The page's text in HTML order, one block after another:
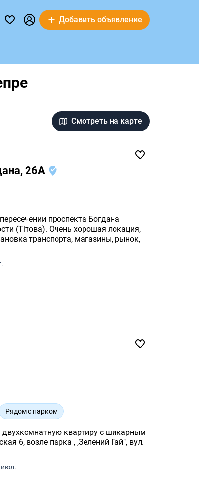
Добавить объявление
Смотреть на карте
26А
проспекта Богдана
(Тітова). Очень хорошая локация,
транспорта, магазины, рынок,
Рядом с парком
квартиру с шикарным
6, возле парка , ,Зелений Гай", вул.
июл.